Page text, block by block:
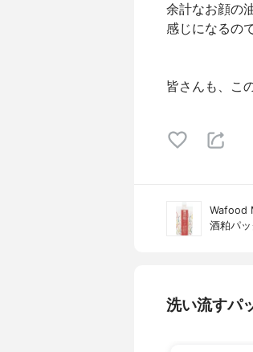
余計なお顔の
感じになるの
皆さんも、こ
Wafood
酒粕パッ
洗い流すパ